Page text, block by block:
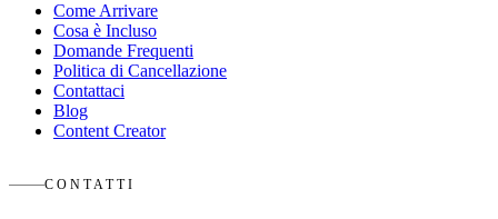
Come Arrivare
Cosa è Incluso
Domande Frequenti
Politica di Cancellazione
Contattaci
Blog
Content Creator
CONTATTI